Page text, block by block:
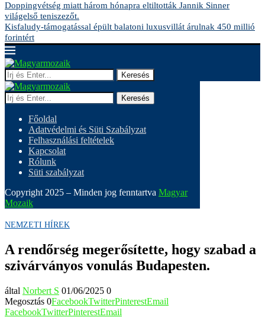
Doppingvétség miatt három hónapra eltiltották Jannik Sinner
világelső teniszezőt.
Kisfaludy-támogatással épült balatoni luxusvillát árulnak 450 millió
forintért
Keresés
Keresés
Főoldal
Adatvédelmi és Süti Szabályzat
Felhasználási feltételek
Kapcsolat
Rólunk
Süti szabályzat
Copyright 2025 – Minden jog fenntartva Magyar
Mozaik
NEMZETI HÍREK
A rendőrség megerősítette, hogy szabad a
szivárványos vonulás Budapesten.
által Norbert S 01/06/2025 0
Megosztás 0FacebookTwitterPinterestEmail
FacebookTwitterPinterestEmail